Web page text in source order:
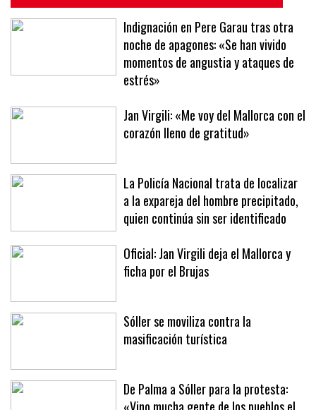
Indignación en Pere Garau tras otra
noche de apagones: «Se han vivido
momentos de angustia y ataques de
estrés»
Jan Virgili: «Me voy del Mallorca con el
La Policía Nacional trata de localizar
a la expareja del hombre precipitado,
quien continúa sin ser identificado
Oficial: Jan Virgili deja el Mallorca y
Sóller se moviliza contra la